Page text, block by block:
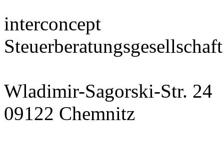
interconcept
Wladimir-Sagorski-Str. 24
09122 Chemnitz